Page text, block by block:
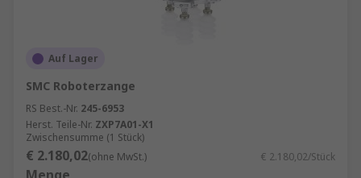
Auf Lager
SMC Roboterzange
RS Best.-Nr. 245-6953
Herst. Teile-Nr. ZXP7A01-X1
Zwischensumme (1 Stück)
€ 2.180,02(ohne MwSt.) € 2.180,02/Stück